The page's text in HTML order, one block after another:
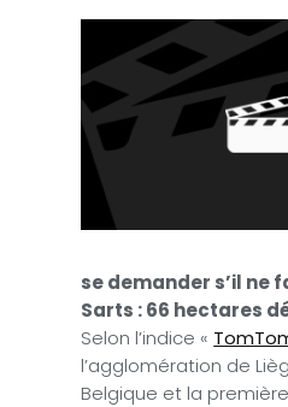
se demander s’il ne
Sarts : 66 hectares
Selon l’indice «
l’agglomération de
Belgique et la